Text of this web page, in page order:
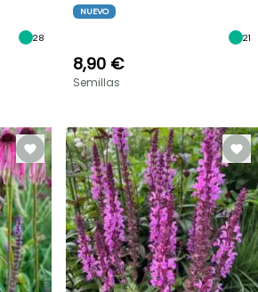
28
NUEVO
21
8,90 €
Semillas